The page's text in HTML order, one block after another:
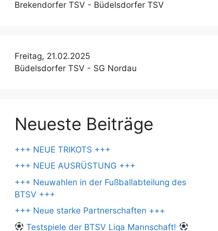
Brekendorfer TSV - Büdelsdorfer TSV
Freitag, 21.02.2025
Büdelsdorfer TSV - SG Nordau
Neueste Beiträge
+++ NEUE TRIKOTS +++
+++ NEUE AUSRÜSTUNG +++
+++ Neuwahlen in der Fußballabteilung des
BTSV +++
+++ Neue starke Partnerschaften +++
Testspiele der BTSV Liga Mannschaft!